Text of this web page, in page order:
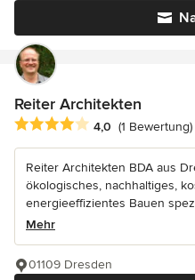
Reiter Architekten
Durchschnittliche
4,0 (1 Bewertung)
Reiter Architekten BDA aus
ökologisches, nachhaltiges,
energieeffizientes Bauen
Mehr
01109 Dresden